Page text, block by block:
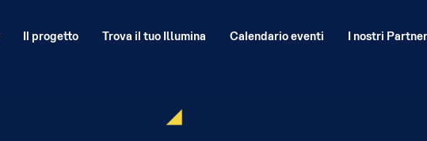
Il progetto Trova il tuo Illumina Calendario eventi I nostri Partner